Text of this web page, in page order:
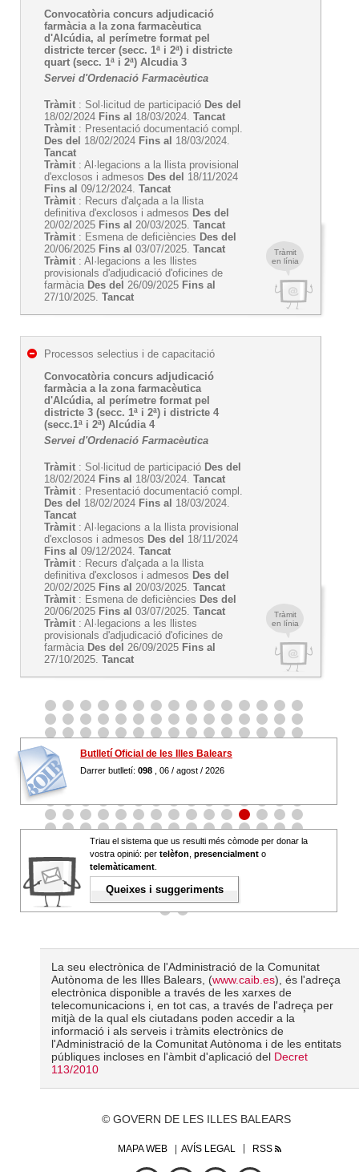
Tràmit
en línia
Convocatòria concurs adjudicació
farmàcia a la zona farmacèutica
d'Alcúdia, al perímetre format pel
districte tercer (secc. 1ª i 2ª) i districte
quart (secc. 1ª i 2ª) Alcudia 3
Servei d'Ordenació Farmacèutica
Tràmit : Sol·licitud de participació Des del
18/02/2024 Fins al 18/03/2024. Tancat
Tràmit : Presentació documentació compl.
Des del 18/02/2024 Fins al 18/03/2024.
Tancat
Tràmit : Al·legacions a la llista provisional
d'exclosos i admesos Des del 18/11/2024
Fins al 09/12/2024. Tancat
Tràmit : Recurs d'alçada a la llista
definitiva d'exclosos i admesos Des del
20/02/2025 Fins al 20/03/2025. Tancat
Tràmit : Esmena de deficiències Des del
20/06/2025 Fins al 03/07/2025. Tancat
Tràmit : Al·legacions a les llistes
provisionals d'adjudicació d'oficines de
farmàcia Des del 26/09/2025 Fins al
27/10/2025. Tancat
Tràmit
en línia
Processos selectius i de capacitació
Convocatòria concurs adjudicació
farmàcia a la zona farmacèutica
d'Alcúdia, al perímetre format pel
districte 3 (secc. 1ª i 2ª) i districte 4
(secc.1ª i 2ª) Alcúdia 4
Servei d'Ordenació Farmacèutica
Tràmit : Sol·licitud de participació Des del
18/02/2024 Fins al 18/03/2024. Tancat
Tràmit : Presentació documentació compl.
Des del 18/02/2024 Fins al 18/03/2024.
Tancat
Tràmit : Al·legacions a la llista provisional
d'exclosos i admesos Des del 18/11/2024
Fins al 09/12/2024. Tancat
Tràmit : Recurs d'alçada a la llista
definitiva d'exclosos i admesos Des del
20/02/2025 Fins al 20/03/2025. Tancat
Tràmit : Esmena de deficiències Des del
20/06/2025 Fins al 03/07/2025. Tancat
Tràmit : Al·legacions a les llistes
provisionals d'adjudicació d'oficines de
farmàcia Des del 26/09/2025 Fins al
27/10/2025. Tancat
Butlletí Oficial de les Illes Balears
Darrer butlletí: 098 , 06 / agost / 2026
Triau el sistema que us resulti més còmode per donar la
vostra opinió: per telèfon presencialment o
telemàticament
Queixes i suggeriments
La seu electrònica de l'Administració de la Comunitat
Autònoma de les Illes Balears, (www.caib.es), és l'adreça
electrònica disponible a través de les xarxes de
telecomunicacions i, en tot cas, a través de l'adreça per
mitjà de la qual els ciutadans poden accedir a la
informació i als serveis i tràmits electrònics de
l'Administració de la Comunitat Autònoma i de les entitats
públiques incloses en l'àmbit d'aplicació del Decret
113/2010
© GOVERN DE LES ILLES BALEARS
MAPA WEB AVÍS LEGAL RSS